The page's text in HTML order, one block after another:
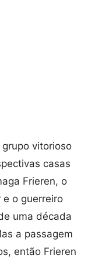
vitorioso
casas
Frieren, o
o guerreiro
uma década
a passagem
então Frieren